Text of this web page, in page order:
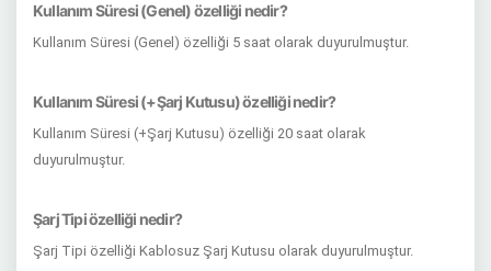
Kullanım Süresi (Genel) özelliği nedir?
Kullanım Süresi (Genel) özelliği 5 saat olarak duyurulmuştur.
Kullanım Süresi (+Şarj Kutusu) özelliği nedir?
Kullanım Süresi (+Şarj Kutusu) özelliği 20 saat olarak
duyurulmuştur.
Şarj Tipi özelliği nedir?
Şarj Tipi özelliği Kablosuz Şarj Kutusu olarak duyurulmuştur.